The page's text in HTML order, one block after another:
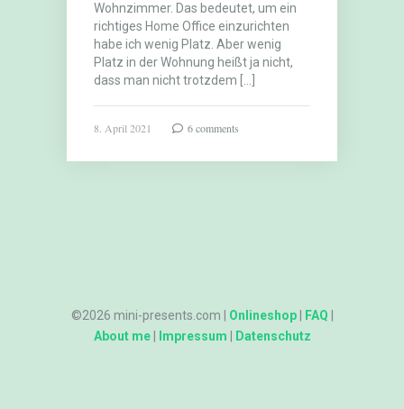
Wohnzimmer. Das bedeutet, um ein
richtiges Home Office einzurichten
habe ich wenig Platz. Aber wenig
Platz in der Wohnung heißt ja nicht,
dass man nicht trotzdem […]
8. April 2021 6 comments
©2026 mini-presents.com | Onlineshop| FAQ
About me| Impressum Datenschutz